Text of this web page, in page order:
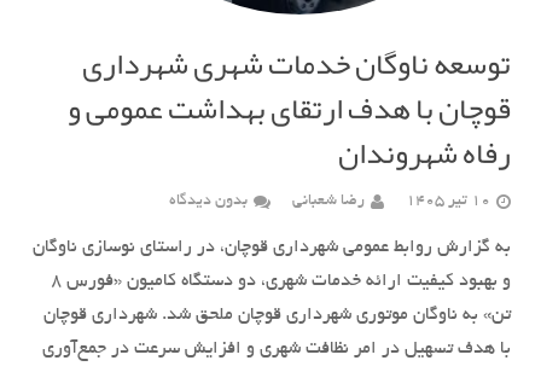
توسعه ناوگان خدمات شهری شهرداری
قوچان با هدف ارتقای بهداشت عمومی و
رفاه شهروندان
10 تیر 1405 رضا شعبانی بدون دیدگاه
به گزارش روابط عمومی شهرداری قوچان، در راستای نوسازی ناوگان
و بهبود کیفیت ارائه خدمات شهری، دو دستگاه کامیون «فورس ۸
تن» به ناوگان موتوری شهرداری قوچان ملحق شد. شهرداری قوچان
با هدف تسهیل در امر نظافت شهری و افزایش سرعت در جمع‌آوری